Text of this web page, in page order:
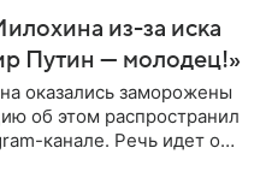
из-за иска
Путин — молодец!»
оказались заморожены
об этом распространил
канале. Речь идет о